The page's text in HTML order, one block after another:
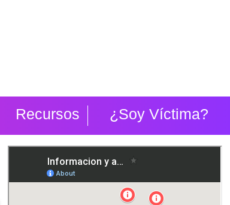
Recursos ¿Soy Víctima?